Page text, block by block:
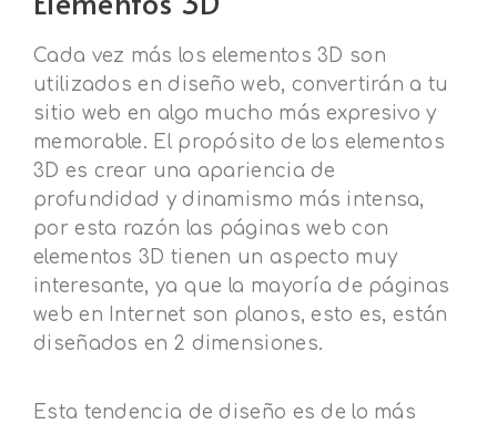
Cada vez más los elementos 3D son
utilizados en diseño web, convertirán a tu
sitio web en algo mucho más expresivo y
memorable. El propósito de los elementos
3D es crear una apariencia de
profundidad y dinamismo más intensa,
por esta razón las páginas web con
elementos 3D tienen un aspecto muy
interesante, ya que la mayoría de páginas
web en Internet son planos, esto es, están
diseñados en 2 dimensiones.
Esta tendencia de diseño es de lo más